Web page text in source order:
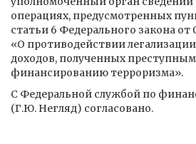
операциях, предусмотренных
статьи 6 Федерального закона от
«О противодействии
доходов, полученных
финансированию терроризма».
С Федеральной службой по
(Г.Ю. Негляд) согласовано.